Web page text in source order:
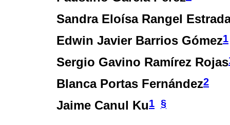
Sandra Eloísa Rangel
Edwin Javier Barrios Gómez1
Sergio Gavino Ramírez Rojas
Blanca Portas Fernández2
Jaime Canul Ku1 §